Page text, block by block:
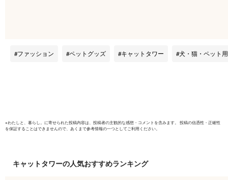
ル 運動不足解消 多
ファッション ペットグッズ キャットタワー 犬・猫・ペット用
※わたしと、暮らし。 に寄せられた投稿内容は、投稿者の主観的な感想・コメントを含みます。 投稿の信憑性・正確性
を保証することはできませんので、あくまで参考情報の一つとしてご利用ください。
キャットタワーの人気おすすめランキング